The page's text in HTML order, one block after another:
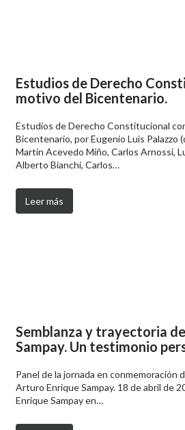
Estudios de Derecho
motivo del Bicentenario.
Estudios de Derecho Constitucional
Bicentenario, por Eugenio Luis Palazzo
Martín Acevedo Miño, Carlos Arnossi,
Alberto Bianchi, Carlos…
Leer más
Semblanza y trayectoria
Sampay. Un testimonio
Panel de la jornada en conmemoración
Arturo Enrique Sampay. 18 de abril de
Enrique Sampay en…